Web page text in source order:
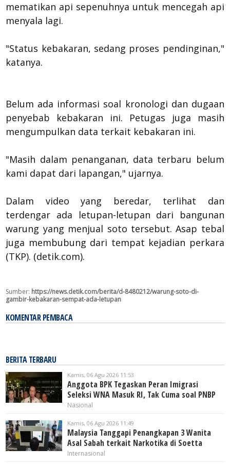
mematikan api sepenuhnya untuk mencegah api
menyala lagi.
"Status kebakaran, sedang proses pendinginan,"
katanya.
Belum ada informasi soal kronologi dan dugaan
penyebab kebakaran ini. Petugas juga masih
mengumpulkan data terkait kebakaran ini.
"Masih dalam penanganan, data terbaru belum
kami dapat dari lapangan," ujarnya.
Dalam video yang beredar, terlihat dan
terdengar ada letupan-letupan dari bangunan
warung yang menjual soto tersebut. Asap tebal
juga membubung dari tempat kejadian perkara
(TKP). (detik.com).
Sumber: https://news.detik.com/berita/d-8480212/warung-soto-di-
gambir-kebakaran-sempat-ada-letupan
KOMENTAR PEMBACA
BERITA TERBARU
Kamis, 06 Agu 2026 11:53
Anggota BPK Tegaskan Peran Imigrasi
Seleksi WNA Masuk RI, Tak Cuma soal PNBP
Nasional
Kamis, 06 Agu 2026 11:49
Malaysia Tanggapi Penangkapan 3 Wanita
Asal Sabah terkait Narkotika di Soetta
Internasional